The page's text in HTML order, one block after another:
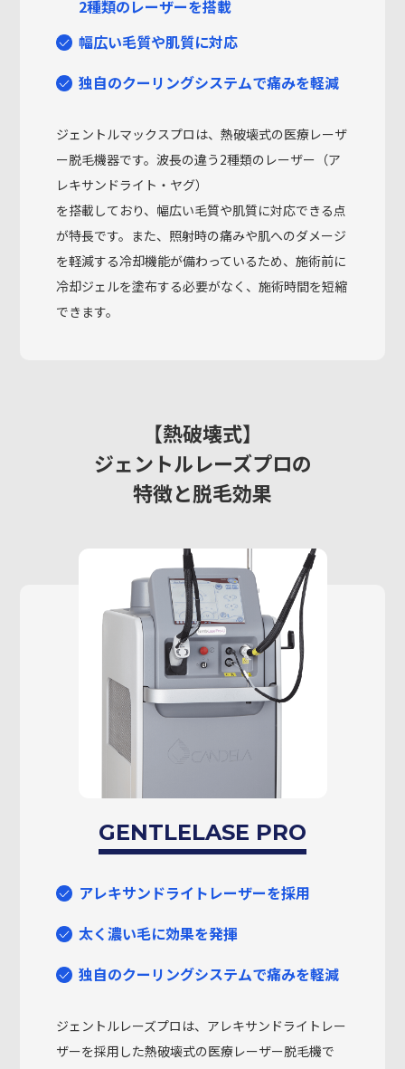
2種類のレーザーを搭載
幅広い毛質や肌質に対応
独自のクーリングシステムで痛みを軽減
ジェントルマックスプロは、熱破壊式の医療レーザ
ー脱毛機器です。波長の違う2種類のレーザー（ア
レキサンドライト・ヤグ）
を搭載しており、幅広い毛質や肌質に対応できる点
が特長です。また、照射時の痛みや肌へのダメージ
を軽減する冷却機能が備わっているため、施術前に
冷却ジェルを塗布する必要がなく、施術時間を短縮
できます。
【熱破壊式】
ジェントルレーズプロの
特徴と脱毛効果
GENTLELASE PRO
アレキサンドライトレーザーを採用
太く濃い毛に効果を発揮
独自のクーリングシステムで痛みを軽減
ジェントルレーズプロは、アレキサンドライトレー
ザーを採用した熱破壊式の医療レーザー脱毛機で